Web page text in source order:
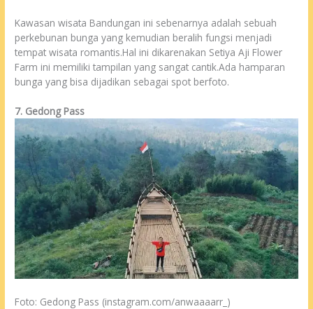
Kawasan wisata Bandungan ini sebenarnya adalah sebuah
perkebunan bunga yang kemudian beralih fungsi menjadi
tempat wisata romantis.Hal ini dikarenakan Setiya Aji Flower
Farm ini memiliki tampilan yang sangat cantik.Ada hamparan
bunga yang bisa dijadikan sebagai spot berfoto.
7. Gedong Pass
Foto: Gedong Pass (instagram.com/anwaaaarr_)